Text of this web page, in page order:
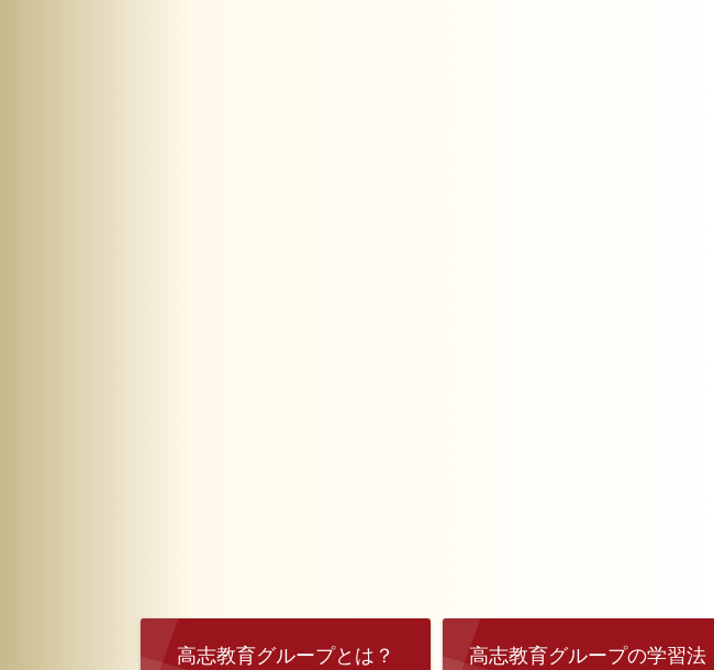
高志教育グループとは？ 高志教育グループの学習法